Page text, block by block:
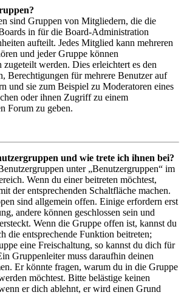
sind Gruppen von Mitgliedern, die die
in für die Board-Administration
aufteilt. Jedes Mitglied kann mehreren
und jeder Gruppe können
zugeteilt werden. Dies erleichtert es den
Berechtigungen für mehrere Benutzer auf
und sie zum Beispiel zu Moderatoren eines
oder ihnen Zugriff zu einem
Forum zu geben.
und wie trete ich ihnen bei?
unter „Benutzergruppen“ im
Wenn du einer beitreten möchtest,
der entsprechenden Schaltfläche machen.
sind allgemein offen. Einige erfordern erst
andere können geschlossen sein und
Wenn die Gruppe offen ist, kannst du
die entsprechende Funktion beitreten;
eine Freischaltung, so kannst du dich für
Gruppenleiter muss daraufhin deinen
Er könnte fragen, warum du in die Gruppe
möchtest. Bitte belästige keinen
er dich ablehnt, er wird einen Grund